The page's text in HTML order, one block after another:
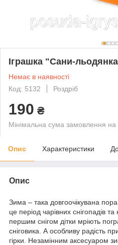
Іграшка "Сани-
Немає в наявності
Код: 5132
Роздріб
190 ₴
Мінімальна сума замовлення
Опис Характеристики
Опис
Зима – така довгоочікувана
це період чарівних снігопадів
першим снігом дітки мріють
сніговика. А особливу радість
гірки. Незамінним аксесуаром